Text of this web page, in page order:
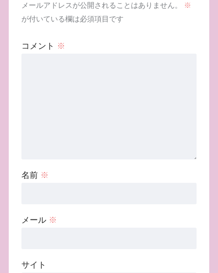
メールアドレスが公開されることはありません。
※
が付いている欄は必須項目です
コメント ※
名前 ※
メール ※
サイト